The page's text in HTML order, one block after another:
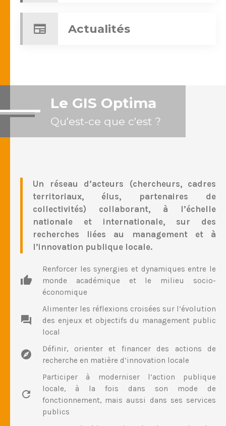
Actualités
Le GIS Optima
Qu'est-ce que c'est ?
Un réseau d’acteurs (chercheurs, cadres
territoriaux, élus, partenaires de
collectivités) collaborant, à l’échelle
nationale et internationale, sur des
recherches liées au management et à
l’innovation publique locale.
Renforcer les synergies et dynamiques entre le
monde académique et le milieu socio-
économique
Alimenter les réflexions croisées sur l’évolution
des enjeux et objectifs du management public
local
Définir, orienter et financer des actions de
recherche en matière d’innovation locale
Participer à moderniser l’action publique
locale, à la fois dans son mode de
fonctionnement, mais aussi dans ses services
publics